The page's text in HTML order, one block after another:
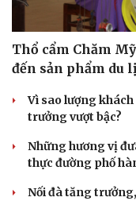
Thổ cẩm Chăm
đến sản phẩm du
Vì sao lượng
trưởng vượt bậc?
Những hương vị
thực đường phố
Nối đà tăng